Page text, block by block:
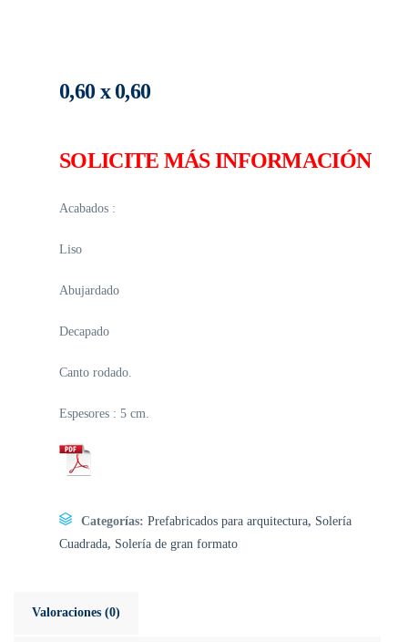
0,60 x 0,60
SOLICITE MÁS INFORMACIÓN
Acabados :
Liso
Abujardado
Decapado
Canto rodado.
Espesores : 5 cm.
Categorías: Prefabricados para arquitectura, Solería
Cuadrada, Solería de gran formato
Valoraciones (0)